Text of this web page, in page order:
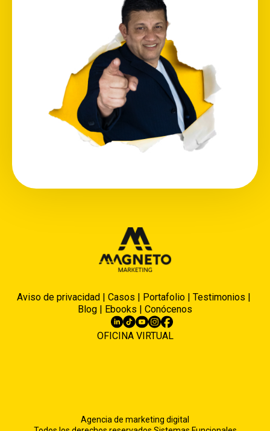
Aviso de privacidad Casos Portafolio Testimonios
Blog
Ebooks Conócenos
OFICINA VIRTUAL
Agencia de marketing digital